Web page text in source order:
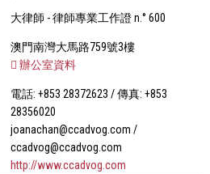
大律師 - 律師專業工作證 n.° 600
澳門南灣大馬路759號3樓
辦公室資料
電話: +853 28372623 / 傳真: +853
28356020
joanachan@ccadvog.com /
ccadvog@ccadvog.com
http://www.ccadvog.com